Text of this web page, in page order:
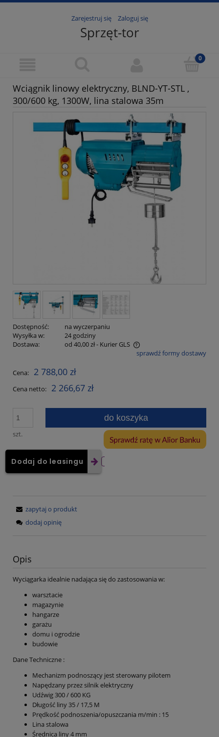
Zarejestruj się Zaloguj się
Sprzęt-tor
Wciągnik linowy elektryczny, BLND-YT-STL ,
300/600 kg, 1300W, lina stalowa 35m
Dostępność:
na wyczerpaniu
Wysyłka w:
24 godziny
Dostawa:
od 40,00 zł- Kurier GLS
Cena nie zawiera ewentualnych kosztów płatnościsprawdź formy dostawy
Cena: 2 788,00 zł
Cena netto: 2 266,67 zł
szt.
do koszyka
Dodaj do leasingu
zapytaj o produkt
dodaj opinię
Opis
Wyciągarka idealnie nadająca się do zastosowania w:
warsztacie
magazynie
hangarze
garażu
domu i ogrodzie
budowie
Dane Techniczne :
Mechanizm podnoszący jest sterowany pilotem
Napędzany przez silnik elektryczny
Udźwig 300 / 600 KG
Długość liny 35 / 17,5 M
Prędkość podnoszenia/opuszczania m/min : 15
Lina stalowa
Średnica liny 4 mm